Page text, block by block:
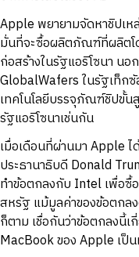
Apple พยายามจัดหาชิปเห
มั่นที่จะซื้อผลิตภัณฑ์ที่ผลิตโ
ก่อสร้างในรัฐแอริโซนา นอ
GlobalWafers ในรัฐเท็กซั
เทคโนโลยีบรรจุภัณฑ์ชิปขั้น
รัฐแอริโซนาเช่นกัน
เมื่อเดือนที่ผ่านมา Apple ไ
ประธานาธิบดี Donald
ทำข้อตกลงกับ Intel เพื่อซื้
สหรัฐ แม้มูลค่าของข้อตกล
ก็ตาม เชื่อกันว่าข้อตกลงนี้
MacBook ของ Apple เป็